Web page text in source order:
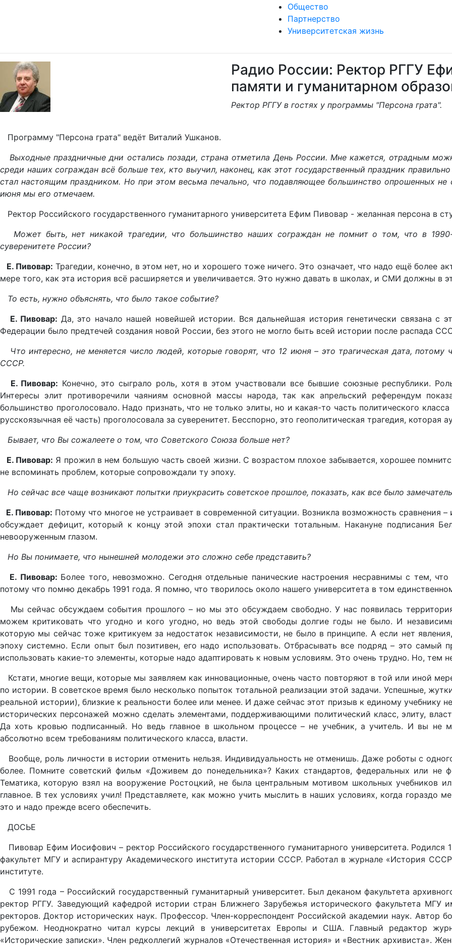
Общество
Партнерство
Университетская жизнь
Радио России: Ректор РГГУ
памяти и гуманитарном
Ректор РГГУ в гостях у программы "Персона грата".
Программу "Персона грата" ведёт Виталий Ушканов.
Выходные праздничные дни остались позади, страна отметила День России. Мне кажется, отрадным
среди наших сограждан всё больше тех, кто выучил, наконец, как этот государственный праздник
стал настоящим праздником. Но при этом весьма печально, что подавляющее большинство опрошенных не
июня мы его отмечаем.
Ректор Российского государственного гуманитарного университета Ефим Пивовар - желанная персона в
Может быть, нет никакой трагедии, что большинство наших сограждан не помнит о том, что в
суверенитете России?
Е. Пивовар: Трагедии, конечно, в этом нет, но и хорошего тоже ничего. Это означает, что надо ещё более
мере того, как эта история всё расширяется и увеличивается. Это нужно давать в школах, и СМИ должны в
То есть, нужно объяснять, что было такое событие?
Е. Пивовар: Да, это начало нашей новейшей истории. Вся дальнейшая история генетически связана с
Федерации было предтечей создания новой России, без этого не могло быть всей истории после распада
Что интересно, не меняется число людей, которые говорят, что 12 июня – это трагическая дата, потому
СССР.
Е. Пивовар: Конечно, это сыграло роль, хотя в этом участвовали все бывшие союзные республики.
Интересы элит противоречили чаяниям основной массы народа, так как апрельский референдум
большинство проголосовало. Надо признать, что не только элиты, но и какая-то часть политического
русскоязычная её часть) проголосовала за суверенитет. Бесспорно, это геополитическая трагедия, которая
Бывает, что Вы сожалеете о том, что Советского Союза больше нет?
Е. Пивовар: Я прожил в нем большую часть своей жизни. С возрастом плохое забывается, хорошее
не вспоминать проблем, которые сопровождали ту эпоху.
Но сейчас все чаще возникают попытки приукрасить советское прошлое, показать, как все было
Е. Пивовар: Потому что многое не устраивает в современной ситуации. Возникла возможность сравнения
обсуждает дефицит, который к концу этой эпохи стал практически тотальным. Накануне подписания
невооруженным глазом.
Но Вы понимаете, что нынешней молодежи это сложно себе представить?
Е. Пивовар: Более того, невозможно. Сегодня отдельные панические настроения несравнимы с тем,
потому что помню декабрь 1991 года. Я помню, что творилось около нашего университета в том
Мы сейчас обсуждаем события прошлого – но мы это обсуждаем свободно. У нас появилась
можем критиковать что угодно и кого угодно, но ведь этой свободы долгие годы не было. И
которую мы сейчас тоже критикуем за недостаток независимости, не было в принципе. А если нет
эпоху системно. Если опыт был позитивен, его надо использовать. Отбрасывать все подряд – это
использовать какие-то элементы, которые надо адаптировать к новым условиям. Это очень трудно. Но, тем
Кстати, многие вещи, которые мы заявляем как инновационные, очень часто повторяют в той или иной
по истории. В советское время было несколько попыток тотальной реализации этой задачи. Успешные,
реальной истории), близкие к реальности более или менее. И даже сейчас этот призыв к единому учебнику
исторических персонажей можно сделать элементами, поддерживающими политический класс, элиту,
Да хоть кровью подписанный. Но ведь главное в школьном процессе – не учебник, а учитель. И вы не
абсолютно всем требованиям политического класса, власти.
Вообще, роль личности в истории отменить нельзя. Индивидуальность не отменишь. Даже роботы с
более. Помните советский фильм «Доживем до понедельника»? Каких стандартов, федеральных или не
Тематика, которую взял на вооружение Ростоцкий, не была центральным мотивом школьных учебников
главное. В тех условиях учил! Представляете, как можно учить мыслить в наших условиях, когда гораздо
это и надо прежде всего обеспечить.
ДОСЬЕ
Пивовар Ефим Иосифович – ректор Российского государственного гуманитарного университета. Родился
факультет МГУ и аспирантуру Академического института истории СССР. Работал в журнале «История
институте.
С 1991 года – Российский государственный гуманитарный университет. Был деканом факультета
ректор РГГУ. Заведующий кафедрой истории стран Ближнего Зарубежья исторического факультета МГУ
ректоров. Доктор исторических наук. Профессор. Член-корреспондент Российской академии наук. Автор
рубежом. Неоднократно читал курсы лекций в университетах Европы и США. Главный редактор
«Исторические записки». Член редколлегий журналов «Отечественная история» и «Вестник архивиста».